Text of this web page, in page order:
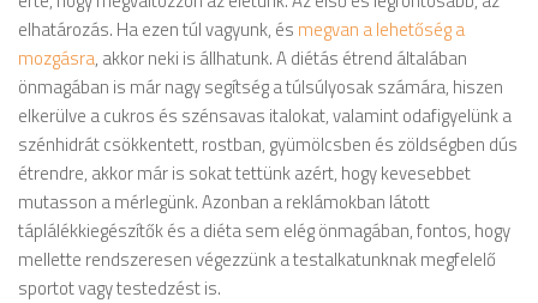
elhatározás. Ha ezen túl vagyunk, és megvan a lehetőség a
mozgásra, akkor neki is állhatunk. A diétás étrend általában
önmagában is már nagy segítség a túlsúlyosak számára, hiszen
elkerülve a cukros és szénsavas italokat, valamint odafigyelünk a
szénhidrát csökkentett, rostban, gyümölcsben és zöldségben dús
étrendre, akkor már is sokat tettünk azért, hogy kevesebbet
mutasson a mérlegünk. Azonban a reklámokban látott
táplálékkiegészítők és a diéta sem elég önmagában, fontos, hogy
mellette rendszeresen végezzünk a testalkatunknak megfelelő
sportot vagy testedzést is.